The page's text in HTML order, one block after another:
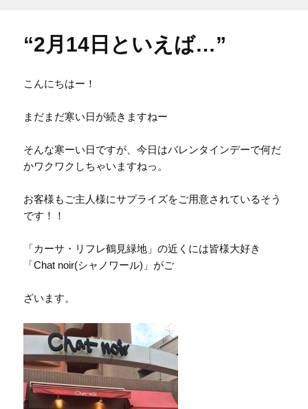
“2月14日といえば…”
こんにちはー！
まだまだ寒い日が続きますねー
そんな寒ーい日ですが、今日はバレンタインデーで何だ
かワクワクしちゃいますねっ。
お客様もご主人様にサプライズをご用意されているそう
です！！
「カーサ・リフレ鶴見緑地」の近くには皆様大好き
「Chat noir(シャノワール)」がご
ざいます。